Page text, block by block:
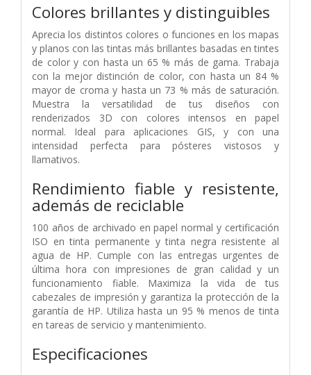
Colores brillantes y distinguibles
Aprecia los distintos colores o funciones en los mapas
y planos con las tintas más brillantes basadas en tintes
de color y con hasta un 65 % más de gama. Trabaja
con la mejor distinción de color, con hasta un 84 %
mayor de croma y hasta un 73 % más de saturación.
Muestra la versatilidad de tus diseños con
renderizados 3D con colores intensos en papel
normal. Ideal para aplicaciones GIS, y con una
intensidad perfecta para pósteres vistosos y
llamativos.
Rendimiento fiable y resistente,
además de reciclable
100 años de archivado en papel normal y certificación
ISO en tinta permanente y tinta negra resistente al
agua de HP. Cumple con las entregas urgentes de
última hora con impresiones de gran calidad y un
funcionamiento fiable. Maximiza la vida de tus
cabezales de impresión y garantiza la protección de la
garantía de HP. Utiliza hasta un 95 % menos de tinta
en tareas de servicio y mantenimiento.
Especificaciones